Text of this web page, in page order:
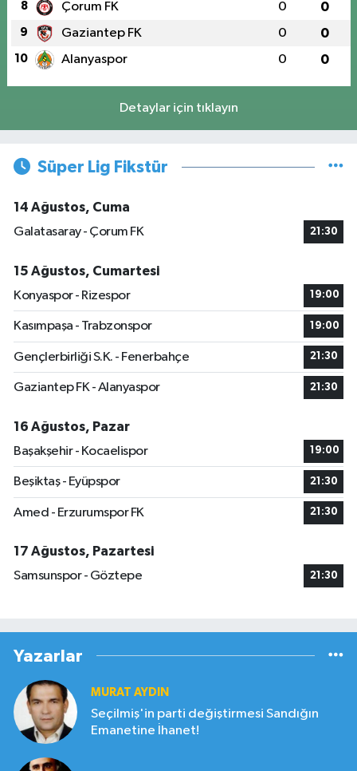
8 Çorum FK 0 0
9 Gaziantep FK 0 0
10 Alanyaspor 0 0
Detaylar için tıklayın
Süper Lig Fikstür
14 Ağustos, Cuma
Galatasaray - Çorum FK
21:30
15 Ağustos, Cumartesi
Konyaspor - Rizespor
19:00
Kasımpaşa - Trabzonspor 19:00
Gençlerbirliği S.K. - Fenerbahçe 21:30
Gaziantep FK - Alanyaspor 21:30
16 Ağustos, Pazar
Başakşehir - Kocaelispor
19:00
Beşiktaş - Eyüpspor 21:30
Amed - Erzurumspor FK 21:30
17 Ağustos, Pazartesi
Samsunspor - Göztepe
21:30
Yazarlar
MURAT AYDIN
Seçilmiş'in parti değiştirmesi Sandığın
Emanetine İhanet!